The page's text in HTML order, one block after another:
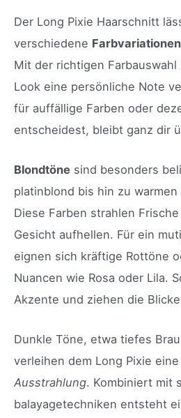
Der Long Pixie Haarschnitt
verschiedene Farbvariationen
Mit der richtigen
Look eine persönliche Note
für auffällige Farben oder
entscheidest, bleibt ganz dir
Blondtöne sind besonders
platinblond bis hin zu warmen
Diese Farben strahlen
Gesicht aufhellen. Für ein
eignen sich kräftige Rottöne
Nuancen wie Rosa oder Lila.
Akzente und ziehen die
Dunkle Töne, etwa tiefes
verleihen dem Long Pixie eine
Ausstrahlung. Kombiniert mit
balayagetechniken entsteht